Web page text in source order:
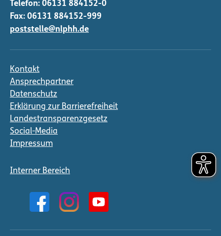
Telefon: 06131 884152-0
Fax: 06131 884152-999
poststelle@nlphh.de
Kontakt
Ansprechpartner
Datenschutz
Erklärung zur Barrierefreiheit
Landestransparenzgesetz
Social-Media
Impressum
Interner Bereich